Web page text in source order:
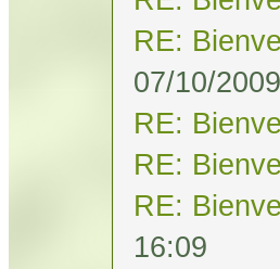
RE:
07/10/
RE:
RE:
RE:
16:09